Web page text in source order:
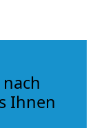
Ihnen